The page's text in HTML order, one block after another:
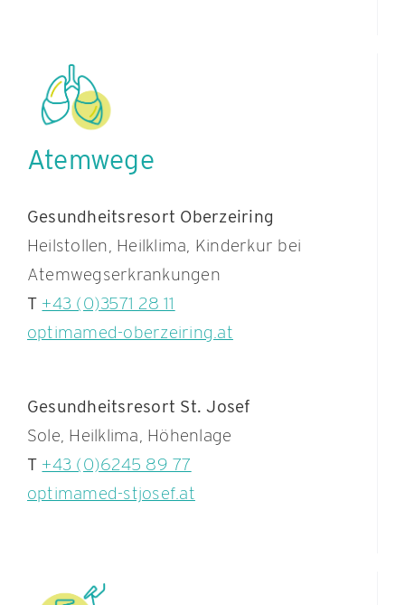
Atemwege
Gesundheitsresort Oberzeiring
Heilstollen, Heilklima, Kinderkur bei
Atemwegserkrankungen
T +43 (0)3571 28 11
optimamed-oberzeiring.at
Gesundheitsresort St. Josef
Sole, Heilklima, Höhenlage
T +43 (0)6245 89 77
optimamed-stjosef.at